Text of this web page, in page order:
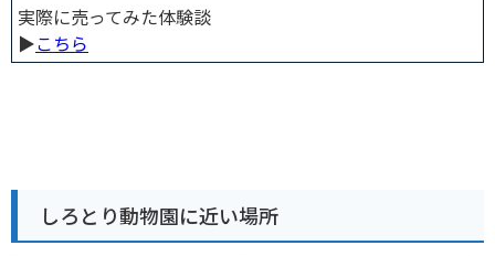
実際に売ってみた体験談
▶︎こちら
しろとり動物園に近い場所